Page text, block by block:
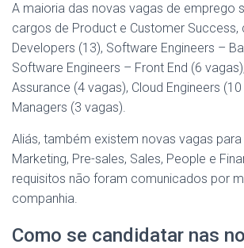
A maioria das novas vagas de emprego
cargos de Product e Customer
Developers (13), Software Engineers –
Software Engineers – Front End (6
Assurance (4 vagas), Cloud Engineers
Managers (3 vagas).
Aliás, também existem novas vagas
Marketing, Pre-sales, Sales, People e
requisitos não foram comunicados por
companhia.
Como se candidatar nas